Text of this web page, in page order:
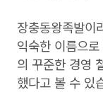
장충동왕족발이
익숙한 이름으
의 꾸준한 경영
했다고 볼 수 있